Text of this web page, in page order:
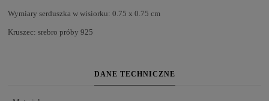
Wymiary serduszka w wisiorku: 0.75 x 0.75 cm
Kruszec: srebro próby 925
DANE TECHNICZNE